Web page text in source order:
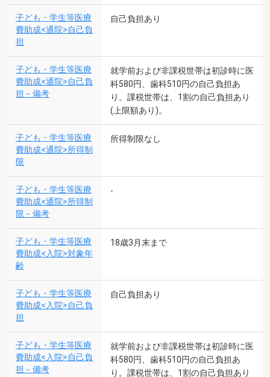
子ども・学生等医療
費助成<通院>自己負
担
自己負担あり
子ども・学生等医療
費助成<通院>自己負
担－備考
就学前および非課税世帯は初診時に医
科580円、歯科510円の自己負担あ
り。課税世帯は、1割の自己負担あり
(上限額あり)。
子ども・学生等医療
費助成<通院>所得制
限
所得制限なし
子ども・学生等医療
費助成<通院>所得制
限－備考
-
子ども・学生等医療
費助成<入院>対象年
齢
18歳3月末まで
子ども・学生等医療
費助成<入院>自己負
担
自己負担あり
子ども・学生等医療
費助成<入院>自己負
担－備考
就学前および非課税世帯は初診時に医
科580円、歯科510円の自己負担あ
り。課税世帯は、1割の自己負担あり